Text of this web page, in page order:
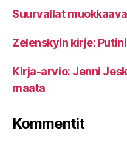
Suurvallat
Zelenskyin kirje:
Kirja-arvio: Jenni
maata
Kommentit